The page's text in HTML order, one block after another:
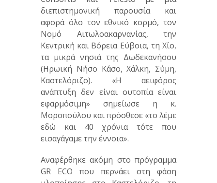
διεπιστημονική παρουσία και
αφορά όλο τον εθνικό κορμό, τον
Νομό Αιτωλοακαρνανίας, την
Κεντρική και Βόρεια Εύβοια, τη Χίο,
τα μικρά νησιά της Δωδεκανήσου
(Ηρωική Νήσο Κάσο, Χάλκη, Σύμη,
Καστελόριζο). «Η αειφόρος
ανάπτυξη δεν είναι ουτοπία είναι
εφαρμόσιμη» σημείωσε η κ.
Μοροπούλου και πρόσθεσε «το λέμε
εδώ και 40 χρόνια τότε που
εισαγάγαμε την έννοια».
Αναφέρθηκε ακόμη στο πρόγραμμα
GR ECO που περνάει στη φάση